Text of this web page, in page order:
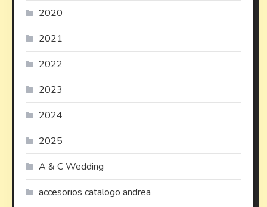
2020
2021
2022
2023
2024
2025
A & C Wedding
accesorios catalogo andrea